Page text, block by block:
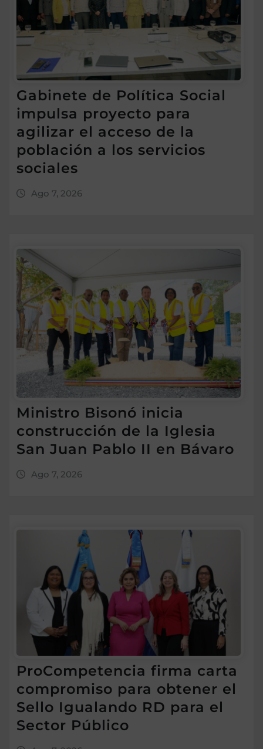
Gabinete de Política Social
impulsa proyecto para
agilizar el acceso de la
población a los servicios
sociales
Ago 7, 2026
Ministro Bisonó inicia
construcción de la Iglesia
San Juan Pablo II en Bávaro
Ago 7, 2026
ProCompetencia firma carta
compromiso para obtener el
Sello Igualando RD para el
Sector Público